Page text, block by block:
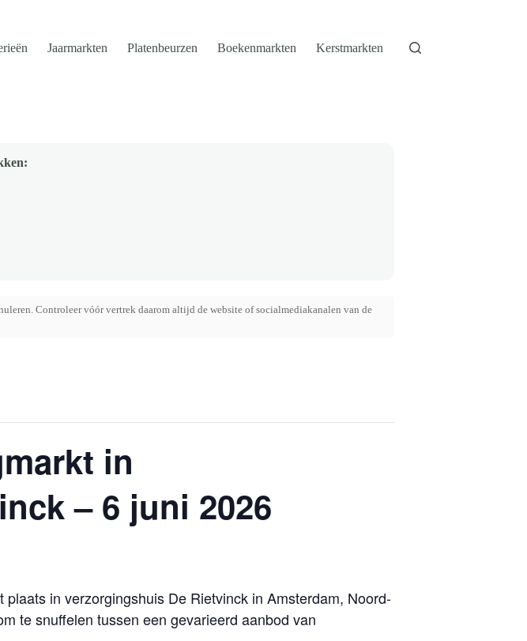
Jaarmarkten Platenbeurzen Boekenmarkten Kerstmarkten
Controleer vóór vertrek daarom altijd de website of socialmediakanalen van de
in
– 6 juni 2026
in verzorgingshuis De Rietvinck in Amsterdam, Noord-
te snuffelen tussen een gevarieerd aanbod van